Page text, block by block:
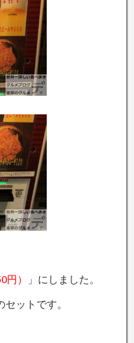
円） 」にしました。
セットです。